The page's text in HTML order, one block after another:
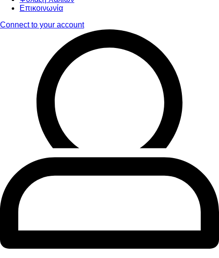
Επικοινωνία
Connect to your account